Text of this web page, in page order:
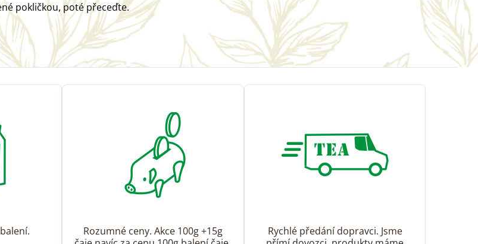
pokličkou, poté přeceďte.
Rozumné ceny. Akce 100g +15g
Rychlé předání dopravci. Jsme